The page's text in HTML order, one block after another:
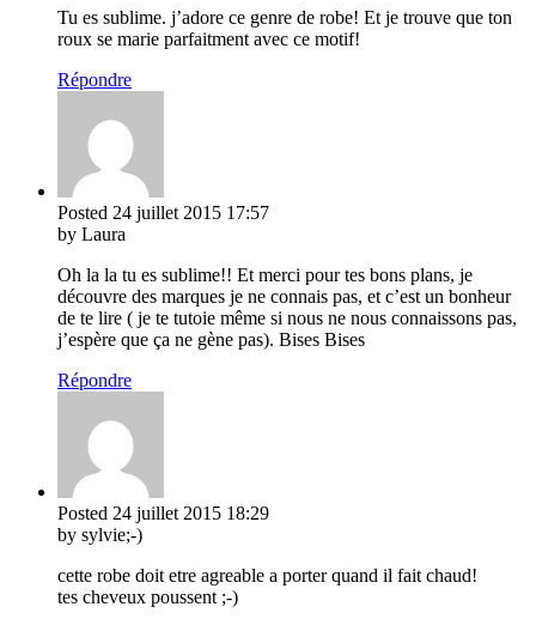
Tu es sublime. j’adore ce genre de robe! Et je trouve que ton
roux se marie parfaitment avec ce motif!
Répondre
Posted 24 juillet 2015 17:57
by Laura
Oh la la tu es sublime!! Et merci pour tes bons plans, je
découvre des marques je ne connais pas, et c’est un bonheur
de te lire ( je te tutoie même si nous ne nous connaissons pas,
j’espère que ça ne gène pas). Bises Bises
Répondre
Posted 24 juillet 2015 18:29
by sylvie;-)
cette robe doit etre agreable a porter quand il fait chaud!
tes cheveux poussent ;-)